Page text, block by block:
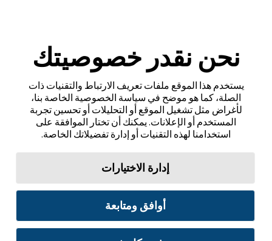
نحن نقدر خصوصيتك
يستخدم هذا الموقع ملفات تعريف الارتباط والتقنيات ذات
الصلة، كما هو موضح في سياسة الخصوصية الخاصة بنا،
لأغراض مثل تشغيل الموقع أو التحليلات أو تحسين تجربة
المستخدم أو الإعلانات. يمكنك أن تختار الموافقة على
استخدامنا لهذه التقنيات أو إدارة تفضيلاتك الخاصة.
إدارة الاختيارات
أوافق ومتابعة